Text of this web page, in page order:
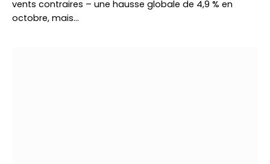
vents contraires – une hausse globale de 4,9 % en
octobre, mais…